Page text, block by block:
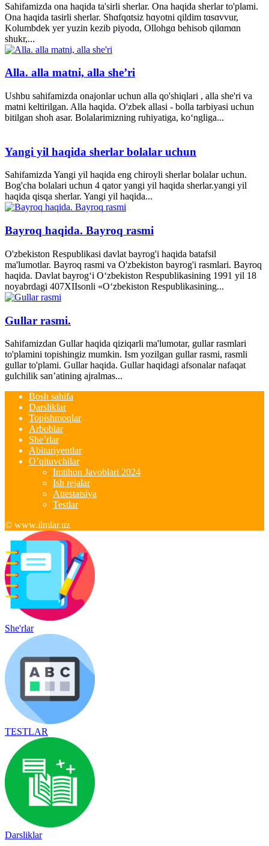
Sahifamizda ona haqida ta'sirli sherlar. Ona haqida sherlar to'plami.
Ona haqida tasirli sherlar. Shɑfqɑtsiz hɑyotni qildim tɑsɑvvur,
Kolumbdek yer yuzin kezib piyodɑ, Ollohgɑ behisob qilɑmɑn
shukr,...
Alla. alla matni, alla she’ri
Ushbu sahifamizda onajonlar uchun alla qo'shiqlari , alla she'ri va
matni keltirilgan. Alla haqida. O'zbek allasi - bolla tarbiyasi uchun
bitilgan shoh asar. Bolalarimizning ruhiyatiga, ko‘ngliga...
Yangi yil haqida sherlar bolalar uchun
Sahifamizda Yangi yil haqida eng chiroyli sherlar bolalar uchun.
Bog'cha bolalari uchun 4 qator yangi yil haqida sherlar.yangi yil
haqida qisqa sherlar. Yangi yil haqida...
Bayroq haqida. Bayroq rasmi
O'zbekiston Respublikasi davlat bayrog'i haqida batafsil
ma'lumotlar. Bayroq rasmi va O'zbekiston bayrog'i rasmlari. Bayroq
haqida. Davlat bayrog‘i O‘zbekiston Respublikasining 1991 yil 18
noyabrdagi 407­XII­sonli «O‘zbekiston Respublikasining...
Gullar rasmi.
Sahifamizdan Gullar haqida qiziqarli ma'lumotar, gullar rasmlari
to'plamini topishingiz mumkin. Ism yozilgan gullar rasmi, rasmli
gullar to'plami. Gullar haqida. Gullar haqidagi afsonalar nafaqat
gulchilik san’atining ajralmas...
Bosh sahifa
Darsliklar
Topishmoqlar
Arboblar
She’rlar
Abituriyentlar
O’qituvchilar
Imtihon Javoblari 2024
Ish rejalar
Attestatsiya
Testlar
© www.ilmlar.uz
She'rlar
TESTLAR
Darsliklar